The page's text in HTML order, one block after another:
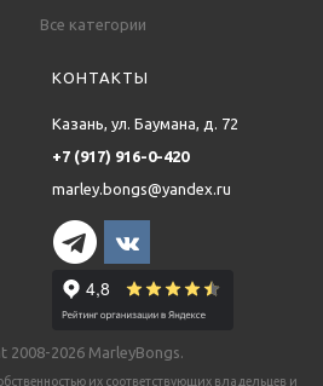
Все категории
КОНТАКТЫ
Казань, ул. Баумана, д. 72
+7 (917) 916-0-420
marley.bongs@yandex.ru
2008-2026 MarleyBongs.
их соответствующих владельцев и